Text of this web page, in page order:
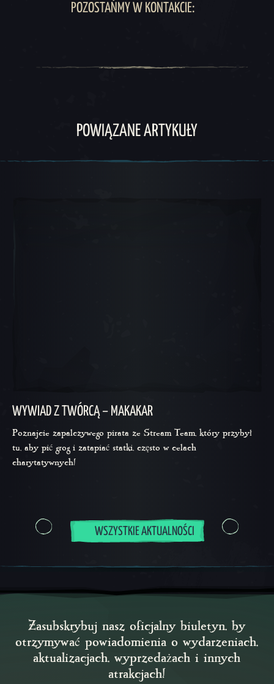
POZOSTAŃMY W KONTAKCIE:
POWIĄZANE ARTYKUŁY
WYWIAD Z TWÓRCĄ – MAKAKAR
Poznajcie zapalczywego pirata ze Stream Team, który przybył
tu, aby pić grog i zatapiać statki, często w celach
charytatywnych!
WSZYSTKIE AKTUALNOŚCI
Zasubskrybuj nasz oficjalny biuletyn, by
otrzymywać powiadomienia o wydarzeniach,
aktualizacjach, wyprzedażach i innych
atrakcjach!